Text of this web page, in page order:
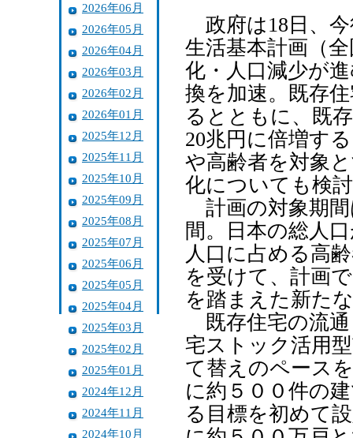
2026年06月
2026年05月
2026年04月
2026年03月
2026年02月
2026年01月
2025年12月
2025年11月
2025年10月
2025年09月
2025年08月
2025年07月
2025年06月
2025年05月
2025年04月
2025年03月
2025年02月
2025年01月
2024年12月
2024年11月
2024年10月
政府は18日、今
生活基本計画（
化・人口減少が
換を加速。既存
るとともに、既
20兆円に倍増す
や高齢者を対象
化についても検
計画の対象期間
間。日本の総人
人口に占める高
を受けて、計画
を踏まえた新た
既存住宅の流通
宅ストック活用
て替えのペース
に約５００件の
る目標を初めて